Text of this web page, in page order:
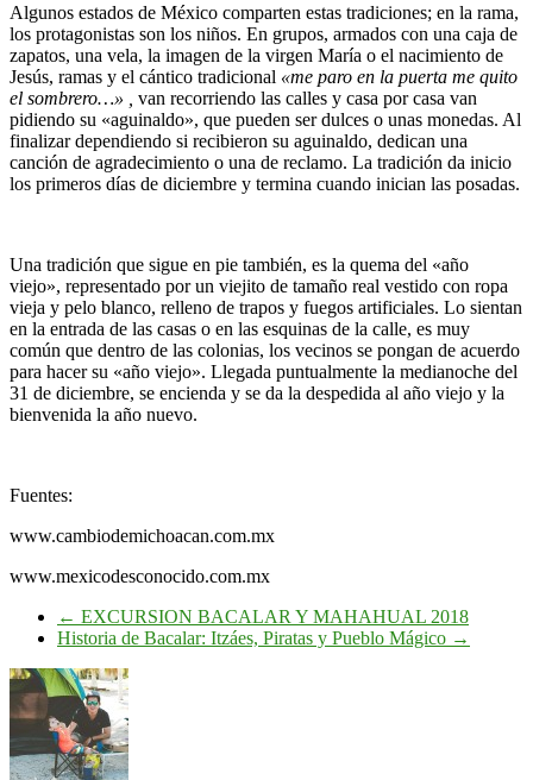
Algunos estados de México comparten estas tradiciones; en la rama,
los protagonistas son los niños. En grupos, armados con una caja de
zapatos, una vela, la imagen de la virgen María o el nacimiento de
Jesús, ramas y el cántico tradicional «me paro en la puerta me quito
el sombrero…» , van recorriendo las calles y casa por casa van
pidiendo su «aguinaldo», que pueden ser dulces o unas monedas. Al
finalizar dependiendo si recibieron su aguinaldo, dedican una
canción de agradecimiento o una de reclamo. La tradición da inicio
los primeros días de diciembre y termina cuando inician las posadas.
Una tradición que sigue en pie también, es la quema del «año
viejo», representado por un viejito de tamaño real vestido con ropa
vieja y pelo blanco, relleno de trapos y fuegos artificiales. Lo sientan
en la entrada de las casas o en las esquinas de la calle, es muy
común que dentro de las colonias, los vecinos se pongan de acuerdo
para hacer su «año viejo». Llegada puntualmente la medianoche del
31 de diciembre, se encienda y se da la despedida al año viejo y la
bienvenida la año nuevo.
Fuentes:
www.cambiodemichoacan.com.mx
www.mexicodesconocido.com.mx
← EXCURSION BACALAR Y MAHAHUAL 2018
Historia de Bacalar: Itzáes, Piratas y Pueblo Mágico →